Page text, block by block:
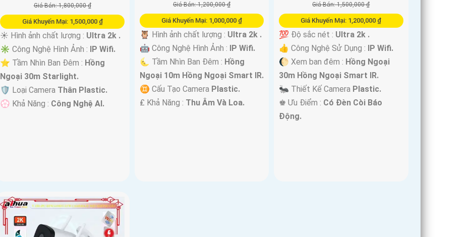
Giá Bán: 1,800,000 ₫
Giá Khuyến Mại: 1,500,000 ₫
☀️ Hình ảnh chất lượng : Ultra 2k .
✳️ Công Nghệ Hình Ảnh : IP Wifi.
⭐ Tầm Nhìn Ban Đêm : Hồng
Ngoại 30m Starlight.
🛡 Loại Camera Thân Plastic.
️💮 Khả Năng : Công Nghệ AI.
Giá Bán: 1,200,000 ₫
Giá Khuyến Mại: 1,000,000 ₫
🦉 Hình ảnh chất lượng : Ultra 2k .
🤖️ Công Nghệ Hình Ảnh : IP Wifi.
🌜 Tầm Nhìn Ban Đêm : Hồng
Ngoại 10m Hồng Ngoại Smart IR.
♊ Cấu Tạo Camera Plastic.
️₤ Khả Năng : Thu Âm Và Loa.
Giá Bán: 1,500,000 ₫
Giá Khuyến Mại: 1,200,000 ₫
💯 Độ sắc nét : Ultra 2k .
👍 Công Nghệ Sử Dụng : IP Wifi.
🌔 Xem ban đêm : Hồng Ngoại
30m Hồng Ngoại Smart IR.
🐜 Thiết Kế Camera Plastic.
️♚ Ưu Điểm : Có Đèn Còi Báo
Động.